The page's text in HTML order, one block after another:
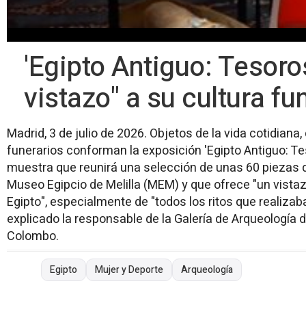
'Egipto Antiguo:
vistazo" a su cultura
Madrid, 3 de julio de 2026. Objetos de la vida
funerarios conforman la exposición 'Egipto Antiguo:
muestra que reunirá una selección de unas 60 piezas
Museo Egipcio de Melilla (MEM) y que ofrece "un
Egipto", especialmente de "todos los ritos que
explicado la responsable de la Galería de Arqueología
Colombo.
Egipto Mujer y Deporte Arqueología